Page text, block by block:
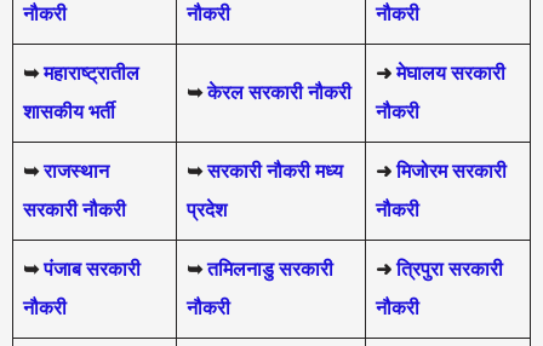
नौकरी
नौकरी
नौकरी
➥ महाराष्ट्रातील
शासकीय भर्ती
➥ केरल सरकारी नौकरी
➜ मेघालय सरकारी
नौकरी
➥ राजस्थान
सरकारी नौकरी
➥सरकारी नौकरी मध्य
प्रदेश
➜मिजोरम सरकारी
नौकरी
➥ पंजाब सरकारी
नौकरी
➥ तमिलनाडु सरकारी
नौकरी
➜ त्रिपुरा सरकारी
नौकरी